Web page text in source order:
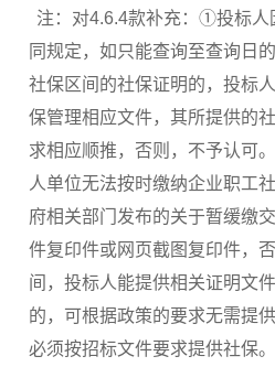
注：对4.6.4款补充：①投标人
同规定，如只能查询至查询日
社保区间的社保证明的，投标
保管理相应文件，其所提供的
求相应顺推，否则，不予认可
人单位无法按时缴纳企业职工
府相关部门发布的关于暂缓缴
件复印件或网页截图复印件，
间，投标人能提供相关证明文
的，可根据政策的要求无需提
必须按招标文件要求提供社保。